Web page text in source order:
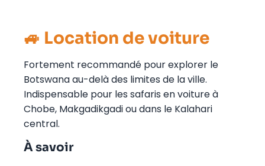
🚙 Location de voiture
Fortement recommandé pour explorer le
Botswana au-delà des limites de la ville.
Indispensable pour les safaris en voiture à
Chobe, Makgadikgadi ou dans le Kalahari
central.
À savoir